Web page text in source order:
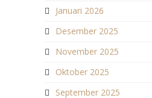
Januari 2026
Desember 2025
November 2025
Oktober 2025
September 2025